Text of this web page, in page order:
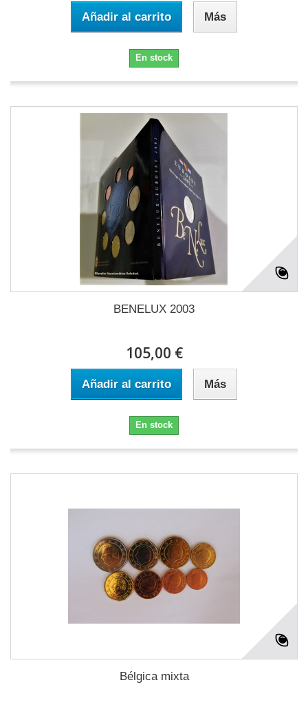
Añadir al carrito Más
En stock
BENELUX 2003
105,00 €
Añadir al carrito Más
En stock
Bélgica mixta